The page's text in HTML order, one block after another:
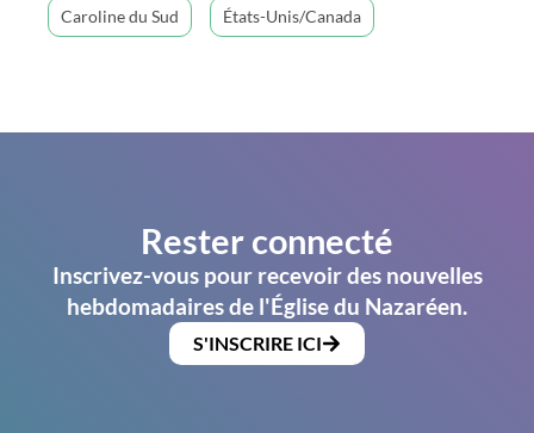
Caroline du Sud États-Unis/Canada
Rester connecté
Inscrivez-vous pour recevoir des nouvelles
hebdomadaires de l'Église du Nazaréen.
S'INSCRIRE ICI